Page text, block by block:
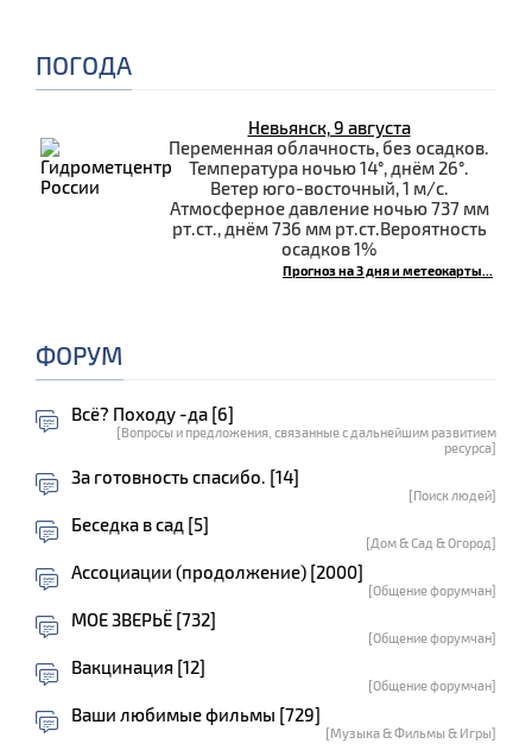
ПОГОДА
Невьянск, 9 августа
Переменная облачность, без осадков.
Температура ночью 14°, днём 26°.
Ветер юго-восточный, 1 м/с.
Атмосферное давление ночью 737 мм
рт.ст., днём 736 мм рт.ст.Вероятность
осадков 1%
Прогноз на 3 дня и метеокарты...
ФОРУМ
Всё? Походу -да [6]
[Вопросы и предложения, связанные с дальнейшим развитием
ресурса]
За готовность спасибо. [14]
[Поиск людей]
Беседка в сад [5]
[Дом & Сад & Огород]
Ассоциации (продолжение) [2000]
[Общение форумчан]
МОЕ ЗВЕРЬЁ [732]
[Общение форумчан]
Вакцинация [12]
[Общение форумчан]
Ваши любимые фильмы [729]
[Музыка & Фильмы & Игры]